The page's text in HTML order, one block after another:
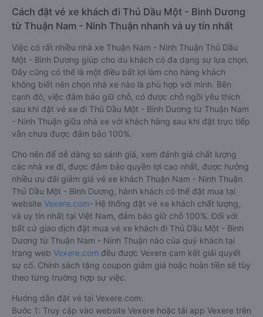
Cách đặt vé xe khách đi Thủ Dầu Một - Bình Dương
từ Thuận Nam - Ninh Thuận nhanh và uy tín nhất
Việc có rất nhiều nhà xe Thuận Nam - Ninh Thuận Thủ Dầu
Một - Bình Dương giúp cho du khách có đa dạng sự lựa chọn.
Đây cũng có thể là một điều bất lợi làm cho hàng khách
không biết nên chọn nhà xe nào là phù hợp với mình. Bên
cạnh đó, việc đảm bảo giữ chỗ, có được chỗ ngồi yêu thích
sau khi đặt vé xe đi Thủ Dầu Một - Bình Dương từ Thuận Nam
- Ninh Thuận giữa nhà xe với khách hàng sau khi đặt trực tiếp
vẫn chưa được đảm bảo 100%.
Cho nên để dễ dàng so sánh giá, xem đánh giá chất lượng
các nhà xe đi, được đảm bảo quyền lợi cao nhất, được hưởng
nhiều ưu đãi giảm giá vé xe khách Thuận Nam - Ninh Thuận
Thủ Dầu Một - Bình Dương, hành khách có thể đặt mua tại
website Vexere.com- Hệ thống đặt vé xe khách chất lượng,
và uy tín nhất tại Việt Nam, đảm bảo giữ chỗ 100%. Đối với
bất cứ giao dịch đặt mua vé xe khách đi Thủ Dầu Một - Bình
Dương từ Thuận Nam - Ninh Thuận nào của quý khách tại
trang web Vexere.com đều được Vexere cam kết giải quyết
sự cố. Chính sách tặng coupon giảm giá hoặc hoàn tiền sẽ tùy
theo từng trường hợp sự việc.
Hướng dẫn đặt vé tại Vexere.com:
Bước 1: Truy cập vào website Vexere hoặc tải app Vexere trên